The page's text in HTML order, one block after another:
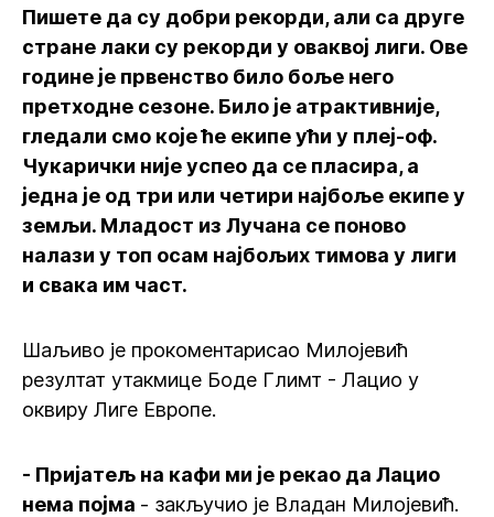
Пишете да су добри рекорди, али са друге
стране лаки су рекорди у оваквој лиги. Ове
године је првенство било боље него
претходне сезоне. Било је атрактивније,
гледали смо које ће екипе ући у плеј-оф.
Чукарички није успео да се пласира, а
једна је од три или четири најбоље екипе у
земљи. Младост из Лучана се поново
налази у топ осам најбољих тимова у лиги
и свака им част.
Шаљиво је прокоментарисао Милојевић
резултат утакмице Боде Глимт - Лацио у
оквиру Лиге Европе.
- Пријатељ на кафи ми је рекао да Лацио
нема појма - закључио је Владан Милојевић.